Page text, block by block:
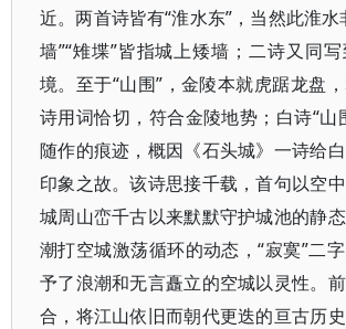
近。两首诗皆有“淮水东”，当然此淮水
墙”“雉堞”皆指城上矮墙；二诗又同
境。至于“山围”，金陵本就虎踞龙盘
诗用词恰切，符合金陵地势；白诗“山
随作的痕迹，概因《石头城》一诗给
印象之故。该诗思接千载，首句以空
城周山峦千古以来默默守护城池的静
潮打空城激荡循环的动态，“寂寞”二
予了浪潮和无言矗立的空城以灵性。
合，将江山依旧而朝代更迭的亘古历